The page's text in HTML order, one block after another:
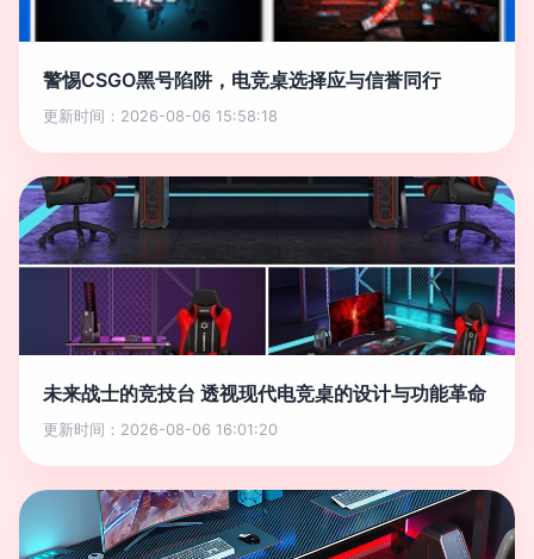
警惕CSGO黑号陷阱，电竞桌选择应与信誉同行
更新时间：2026-08-06 15:58:18
未来战士的竞技台 透视现代电竞桌的设计与功能革命
更新时间：2026-08-06 16:01:20